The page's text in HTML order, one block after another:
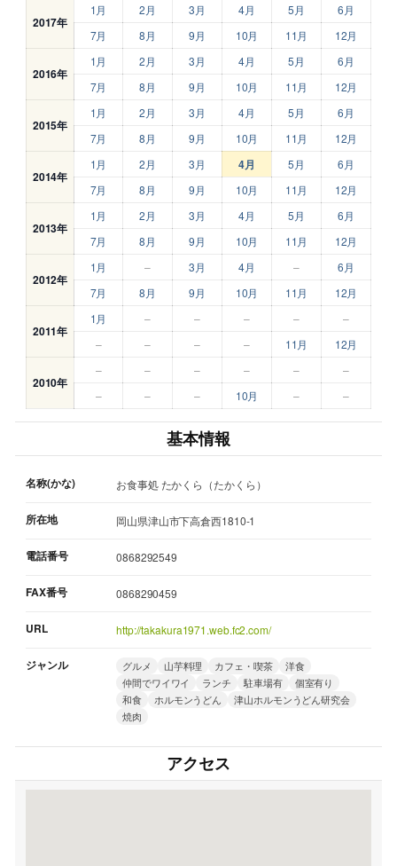
2017年
1月 2月 3月 4月 5月
6月
7月
8月 9月 10月 11月 12月
2016年
1月 2月 3月 4月 5月
6月
7月
8月 9月 10月 11月 12月
2015年
1月 2月 3月 4月 5月
6月
7月
8月 9月 10月 11月 12月
2014年
1月 2月 3月 4月 5月
6月
7月
8月 9月 10月 11月 12月
2013年
1月 2月 3月 4月 5月
6月
7月
8月 9月 10月 11月 12月
2012年
1月 – 3月 4月 –
6月
7月
8月 9月 10月 11月 12月
2011年
1月 – – – –
–
–
– – – 11月 12月
2010年
– – – – –
–
–
– – 10月 – –
基本情報
名称(かな) お食事処 たかくら（たかくら）
所在地 岡山県津山市下高倉西1810-1
電話番号 0868292549
FAX番号 0868290459
URL http://takakura1971.web.fc2.com/
ジャンル グルメ 山芋料理 カフェ・喫茶
洋食
仲間でワイワイ
ランチ 駐車場有
個室有り
和食
ホルモンうどん
津山ホルモンうどん研究会
焼肉
アクセス